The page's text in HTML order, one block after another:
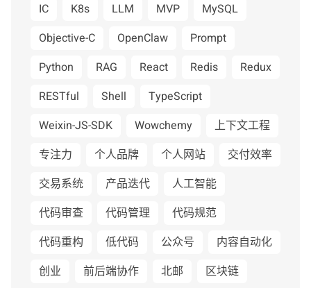
IC
K8s LLM MVP
MySQL
Objective-C
OpenClaw
Prompt
Python
RAG React Redis
Redux
RESTful
Shell
TypeScript
Weixin-JS-SDK
Wowchemy
上下文工程
专注力
个人品牌 个人网站
交付效率
交易系统
产品迭代
人工智能
代码审查
代码管理
代码规范
代码重构
低代码 公众号
内容自动化
创业
前后端协作 北邮
区块链